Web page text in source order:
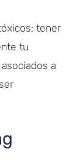
tener
tu
a